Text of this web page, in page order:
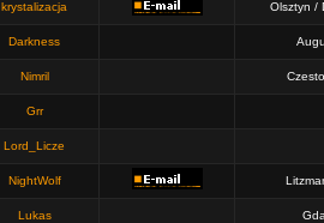
krystalizacja Olsztyn /
Darkness
Nimril
Grr
Lord_Licze
NightWolf
Lukas